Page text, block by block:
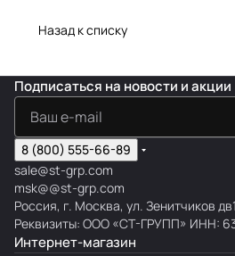
Назад к списку
Подписаться на новости и акции
8 (800) 555-66-89
sale@st-grp.com
msk@@st-grp.com
Россия, г. Москва, ул. Зенитчиков
Реквизиты: ООО «СТ-ГРУПП» ИНН:
Интернет-магазин